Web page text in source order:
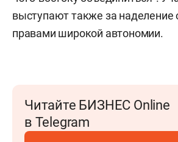
выступают также за наделение
правами широкой автономии.
Читайте БИЗНЕС Online
в Telegram